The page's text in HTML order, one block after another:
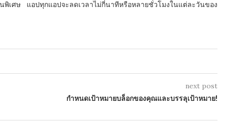
พิเศษ แอปทุกแอปจะลดเวลาไม่กี่นาทีหรือหลายชั่วโมงในแต่ละวันของ
next post
กำหนดเป้าหมายบล็อกของคุณและบรรลุเป้าหมาย!